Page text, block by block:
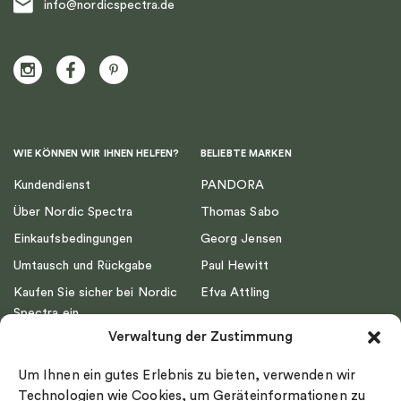
Verwaltung der Zustimmung
Um Ihnen ein gutes Erlebnis zu bieten, verwenden wir
Technologien wie Cookies, um Geräteinformationen zu
info@nordicspectra.de
WIE KÖNNEN WIR IHNEN HELFEN?
Kundendienst
Über Nordic Spectra
Einkaufsbedingungen
Umtausch und Rückgabe
Kaufen Sie sicher bei Nordic
Spectra ein
Impressum
Ringgröße
BELIEBTE MARKEN
PANDORA
Thomas Sabo
Georg Jensen
Paul Hewitt
Efva Attling
Drakenberg Sjölin
Nordic Spectra